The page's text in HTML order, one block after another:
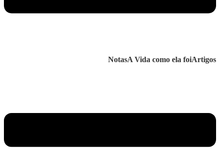
NotasA Vida como ela foiArtigos